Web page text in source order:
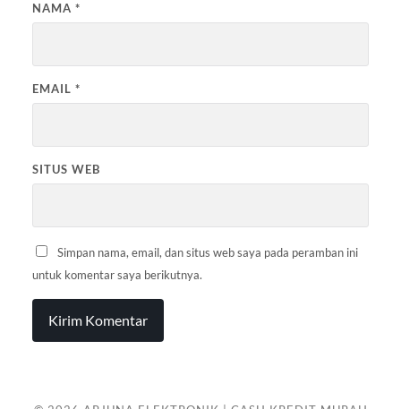
NAMA *
EMAIL *
SITUS WEB
Simpan nama, email, dan situs web saya pada peramban ini
untuk komentar saya berikutnya.